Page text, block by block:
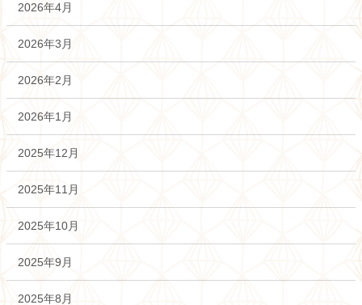
2026年4月
2026年3月
2026年2月
2026年1月
2025年12月
2025年11月
2025年10月
2025年9月
2025年8月